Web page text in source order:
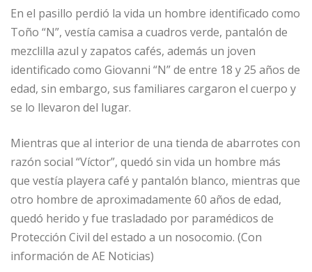
En el pasillo perdió la vida un hombre identificado como
Toño “N”, vestía camisa a cuadros verde, pantalón de
mezclilla azul y zapatos cafés, además un joven
identificado como Giovanni “N” de entre 18 y 25 años de
edad, sin embargo, sus familiares cargaron el cuerpo y
se lo llevaron del lugar.
Mientras que al interior de una tienda de abarrotes con
razón social “Víctor”, quedó sin vida un hombre más
que vestía playera café y pantalón blanco, mientras que
otro hombre de aproximadamente 60 años de edad,
quedó herido y fue trasladado por paramédicos de
Protección Civil del estado a un nosocomio. (Con
información de AE Noticias)